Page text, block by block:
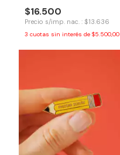
$16.500
Precio s/imp. nac. : $13.636
3 cuotas sin interés de $5.500,00